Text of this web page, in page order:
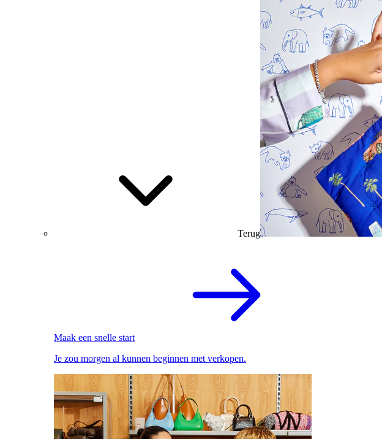
Terug
Maak een snelle start
Je zou morgen al kunnen beginnen met verkopen.